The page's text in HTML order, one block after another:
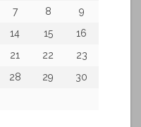
7 8
9
14 15
16
21 22
23
28 29
30